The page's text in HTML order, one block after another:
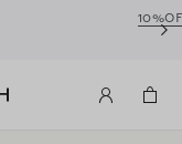
ト登録*で、20,000円(税
ます。